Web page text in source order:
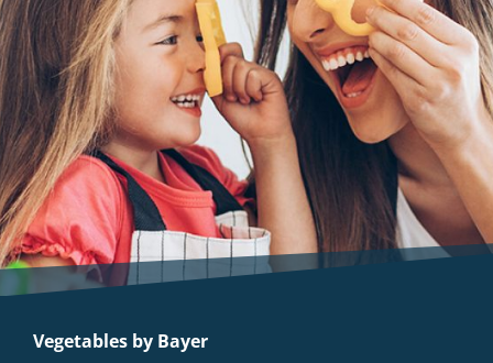
Vegetables by Bayer